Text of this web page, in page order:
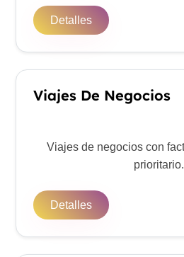
Detalles
Viajes De Negocios
Viajes de negocios con
prioritario.
Detalles